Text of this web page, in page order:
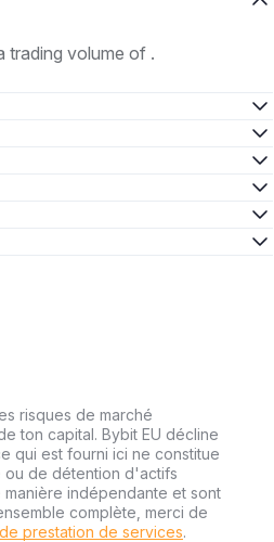
trading volume of .
risques de marché
ton capital. Bybit EU décline
qui est fourni ici ne constitue
ou de détention d'actifs
indépendante et sont
complète, merci de
prestation de services.